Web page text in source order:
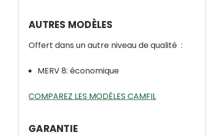
AUTRES MODÈLES
Offert dans un autre niveau de qualité :
MERV 8: économique
COMPAREZ LES MODÈLES CAMFIL
GARANTIE